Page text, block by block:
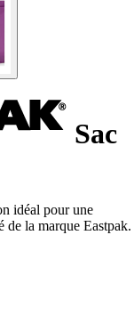
Sac
idéal pour une
la marque Eastpak.